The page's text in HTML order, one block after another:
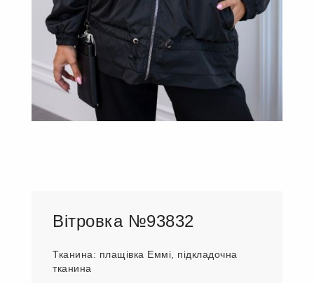
Вітровка №93832
Тканина: плащівка Еммі, підкладочна
тканина